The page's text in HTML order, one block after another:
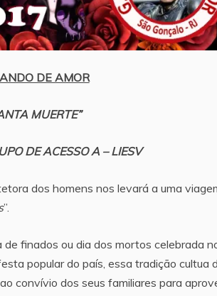
DE AMOR
MUERTE”
DE ACESSO A – LIESV
dos homens nos levará a uma
”.
finados ou dia dos mortos celebrada
popular do país, essa tradição cultua
convívio dos seus familiares para